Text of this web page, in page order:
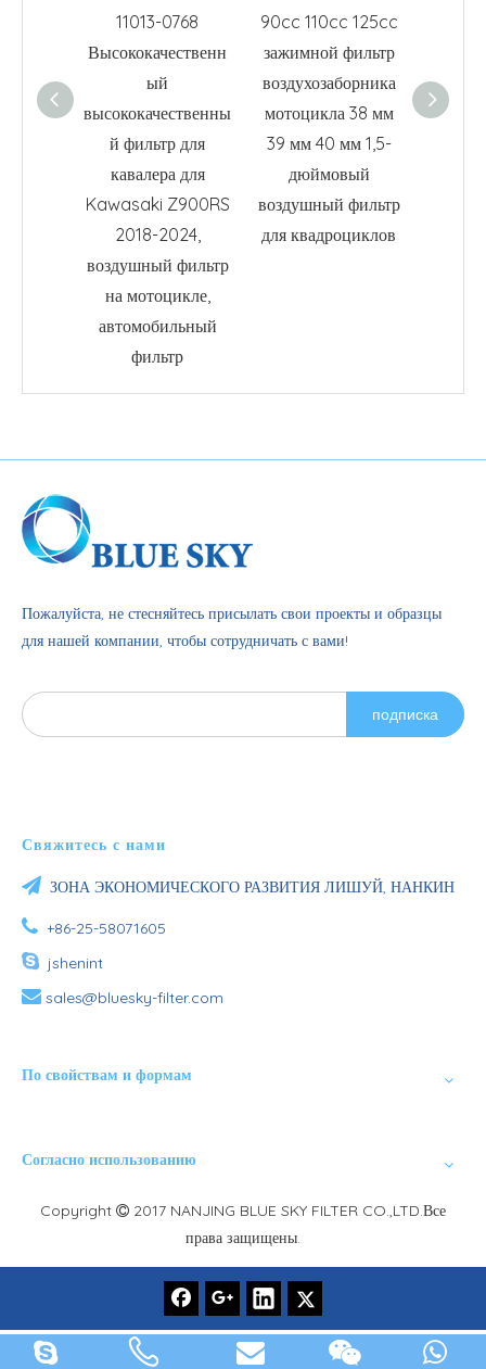
11013-0768
Высококачественн
ый
высококачественны
й фильтр для
кавалера для
Kawasaki Z900RS
2018-2024,
воздушный фильтр
на мотоцикле,
автомобильный
фильтр
90cc 110cc 125cc
зажимной фильтр
воздухозаборника
мотоцикла 38 мм
39 мм 40 мм 1,5-
дюймовый
воздушный фильтр
для квадроциклов
Пожалуйста, не стесняйтесь присылать свои проекты и образцы
для нашей компании, чтобы сотрудничать с вами!
подписка
Свяжитесь с нами
 ЗОНА ЭКОНОМИЧЕСКОГО РАЗВИТИЯ ЛИШУЙ, НАНКИН
 +86-25-58071605
 jshenint
 sales@bluesky-filter.com
По свойствам и формам
Согласно использованию
Copyright  2017 NANJING BLUE SKY FILTER CO.,LTD.Все
права защищены.